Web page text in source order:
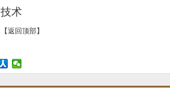
技术
【返回顶部】